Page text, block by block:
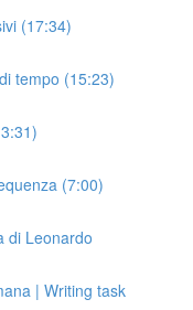
(17:34)
tempo (15:23)
(7:00)
di Leonardo
| Writing task